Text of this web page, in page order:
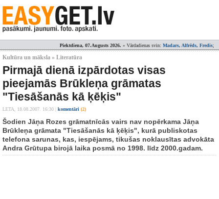
Piektdiena, 07.Augusts 2026. » Vārdadienas svin: Madars, Alfrēds, Fredis;
Kultūra un māksla » Literatūra
Pirmajā dienā izpārdotas visas
pieejamās Brūkleņa grāmatas
"Tiesāšanās kā ķēķis"
LETA, 18.08.2007. 16:30 komentāri (2)
Šodien Jāņa Rozes grāmatnīcās vairs nav nopērkama Jāņa
Brūkleņa grāmata "Tiesāšanās kā ķēķis", kurā publiskotas
telefona sarunas, kas, iespējams, tikušas noklausītas advokāta
Andra Grūtupa birojā laika posmā no 1998. līdz 2000.gadam.